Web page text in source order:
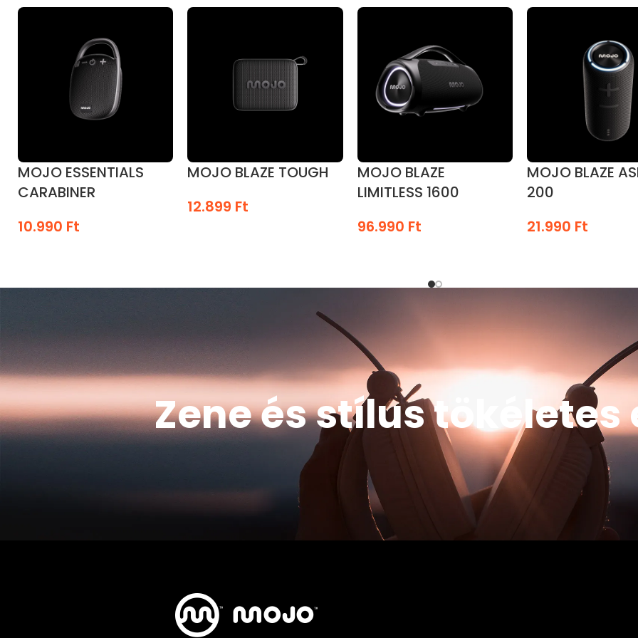
2 év prémium cseregarancia
MOJO ESSENTIALS
CARABINER
10.990 Ft
MOJO BLAZE TOUGH
12.899 Ft
MOJO BLAZE
LIMITLESS 1600
96.990 Ft
MOJO BLAZE
200
21.990 Ft
Zene és stílus tökéletes